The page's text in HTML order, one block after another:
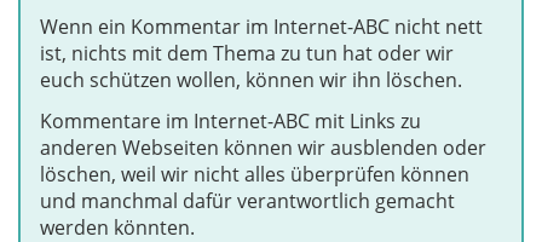
Wenn ein Kommentar im Internet-ABC nicht nett
ist, nichts mit dem Thema zu tun hat oder wir
euch schützen wollen, können wir ihn löschen.
Kommentare im Internet-ABC mit Links zu
anderen Webseiten können wir ausblenden oder
löschen, weil wir nicht alles überprüfen können
und manchmal dafür verantwortlich gemacht
werden könnten.